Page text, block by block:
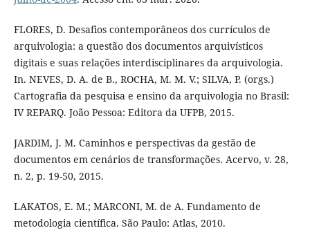
FLORES, D. Desafios contemporâneos dos currículos de
arquivologia: a questão dos documentos arquivísticos
digitais e suas relações interdisciplinares da arquivologia.
In. NEVES, D. A. de B., ROCHA, M. M. V.; SILVA, P. (orgs.)
Cartografia da pesquisa e ensino da arquivologia no Brasil:
IV REPARQ. João Pessoa: Editora da UFPB, 2015.
JARDIM, J. M. Caminhos e perspectivas da gestão de
documentos em cenários de transformações. Acervo, v. 28,
n. 2, p. 19-50, 2015.
LAKATOS, E. M.; MARCONI, M. de A. Fundamento de
metodologia científica. São Paulo: Atlas, 2010.